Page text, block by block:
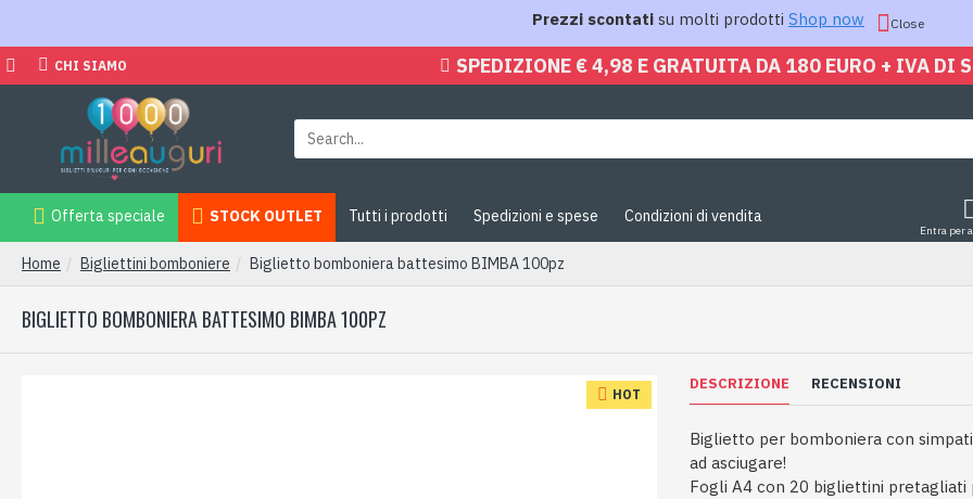
Prezzi scontati su molti prodotti Shop now Close
CHI SIAMO SPEDIZIONE € 4,98 E GRATUITA DA 180 EURO + IVA DI
Offerta speciale STOCK OUTLET Tutti i prodotti Spedizioni e spese Condizioni di vendita
Entra per
Home Bigliettini bomboniere Biglietto bomboniera battesimo BIMBA 100pz
BIGLIETTO BOMBONIERA BATTESIMO BIMBA 100PZ
HOT
DESCRIZIONE RECENSIONI
Biglietto per bomboniera con
ad asciugare!
Fogli A4 con 20 bigliettini pretagliati